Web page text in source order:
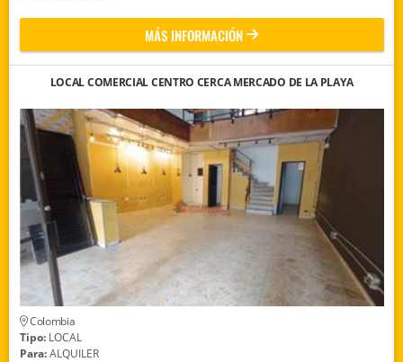
MÁS INFORMACIÓN
LOCAL COMERCIAL CENTRO CERCA MERCADO DE LA PLAYA
Colombia
Tipo:LOCAL
Para:ALQUILER